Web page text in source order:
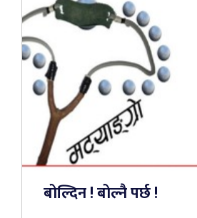
बोल्दिन ! बोल्नै पर्छ !